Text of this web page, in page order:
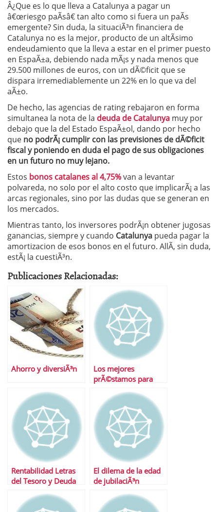
Â¿Que es lo que lleva a Catalunya a pagar un
â€œriesgo paÃ­sâ€ tan alto como si fuera un paÃ­s
emergente? Sin duda, la situaciÃ³n financiera de
Catalunya no es la mejor, producto de un altÃ­simo
endeudamiento que la lleva a estar en el primer puesto
en EspaÃ±a, debiendo nada mÃ¡s y nada menos que
29.500 millones de euros, con un dÃ©ficit que se
dispara irremediablemente un 22% en lo que va del
aÃ±o.
De hecho, las agencias de rating rebajaron en forma
simultanea la nota de la deuda de Catalunya muy por
debajo que la del Estado EspaÃ±ol, dando por hecho
que no podrÃ¡ cumplir con las previsiones de dÃ©ficit
fiscal y poniendo en duda el pago de sus obligaciones
en un futuro no muy lejano.
Estos bonos catalanes al 4,75%van a levantar
polvareda, no solo por el alto costo que implicarÃ¡ a las
arcas regionales, sino por las dudas que se generan en
los mercados.
Mientras tanto, los inversores podrÃ¡n obtener jugosas
ganancias, siempre y cuando Catalunya pueda pagar la
amortizacion de esos bonos en el futuro. AllÃ­, sin duda,
estÃ¡ la cuestiÃ³n.
Publicaciones Relacionadas:
Ahorro y diversiÃ³n
Los mejores
prÃ©stamos para
Rentabilidad Letras
del Tesoro y Deuda
El dilema de la edad
de jubilaciÃ³n